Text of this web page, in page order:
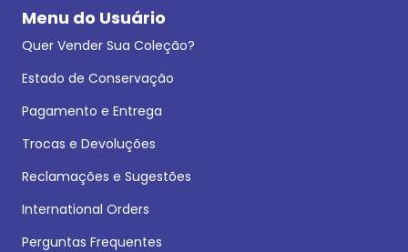
Menu do Usuário
Quer Vender Sua Coleção?
Estado de Conservação
Pagamento e Entrega
Trocas e Devoluções
Reclamações e Sugestões
International Orders
Perguntas Frequentes